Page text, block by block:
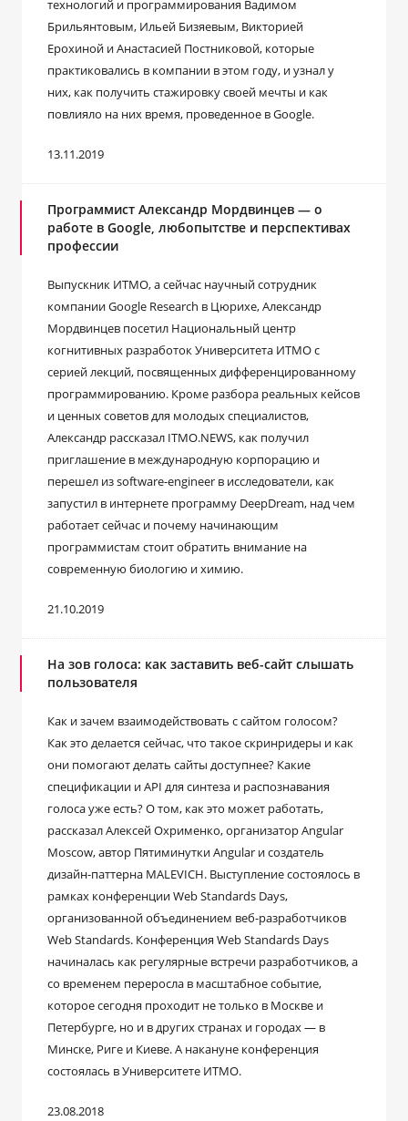
технологий и программирования Вадимом
Брильянтовым, Ильей Бизяевым, Викторией
Ерохиной и Анастасией Постниковой, которые
практиковались в компании в этом году, и узнал у
них, как получить стажировку своей мечты и как
повлияло на них время, проведенное в Google.
13.11.2019
Программист Александр Мордвинцев — о
работе в Google, любопытстве и перспективах
профессии
Выпускник ИТМО, а сейчас научный сотрудник
компании Google Research в Цюрихе, Александр
Мордвинцев посетил Национальный центр
когнитивных разработок Университета ИТМО с
серией лекций, посвященных дифференцированному
программированию. Кроме разбора реальных кейсов
и ценных советов для молодых специалистов,
Александр рассказал ITMO.NEWS, как получил
приглашение в международную корпорацию и
перешел из software-engineer в исследователи, как
запустил в интернете программу DeepDream, над чем
работает сейчас и почему начинающим
программистам стоит обратить внимание на
современную биологию и химию.
21.10.2019
На зов голоса: как заставить веб-сайт слышать
пользователя
Как и зачем взаимодействовать с сайтом голосом?
Как это делается сейчас, что такое скринридеры и как
они помогают делать сайты доступнее? Какие
спецификации и API для синтеза и распознавания
голоса уже есть? О том, как это может работать,
рассказал Алексей Охрименко, организатор Angular
Moscow, автор Пятиминутки Angular и создатель
дизайн-паттерна MALEVICH. Выступление состоялось в
рамках конференции Web Standards Days,
организованной объединением веб-разработчиков
Web Standards. Конференция Web Standards Days
начиналась как регулярные встречи разработчиков, а
со временем переросла в масштабное событие,
которое сегодня проходит не только в Москве и
Петербурге, но и в других странах и городах — в
Минске, Риге и Киеве. А накануне конференция
состоялась в Университете ИТМО.
23.08.2018